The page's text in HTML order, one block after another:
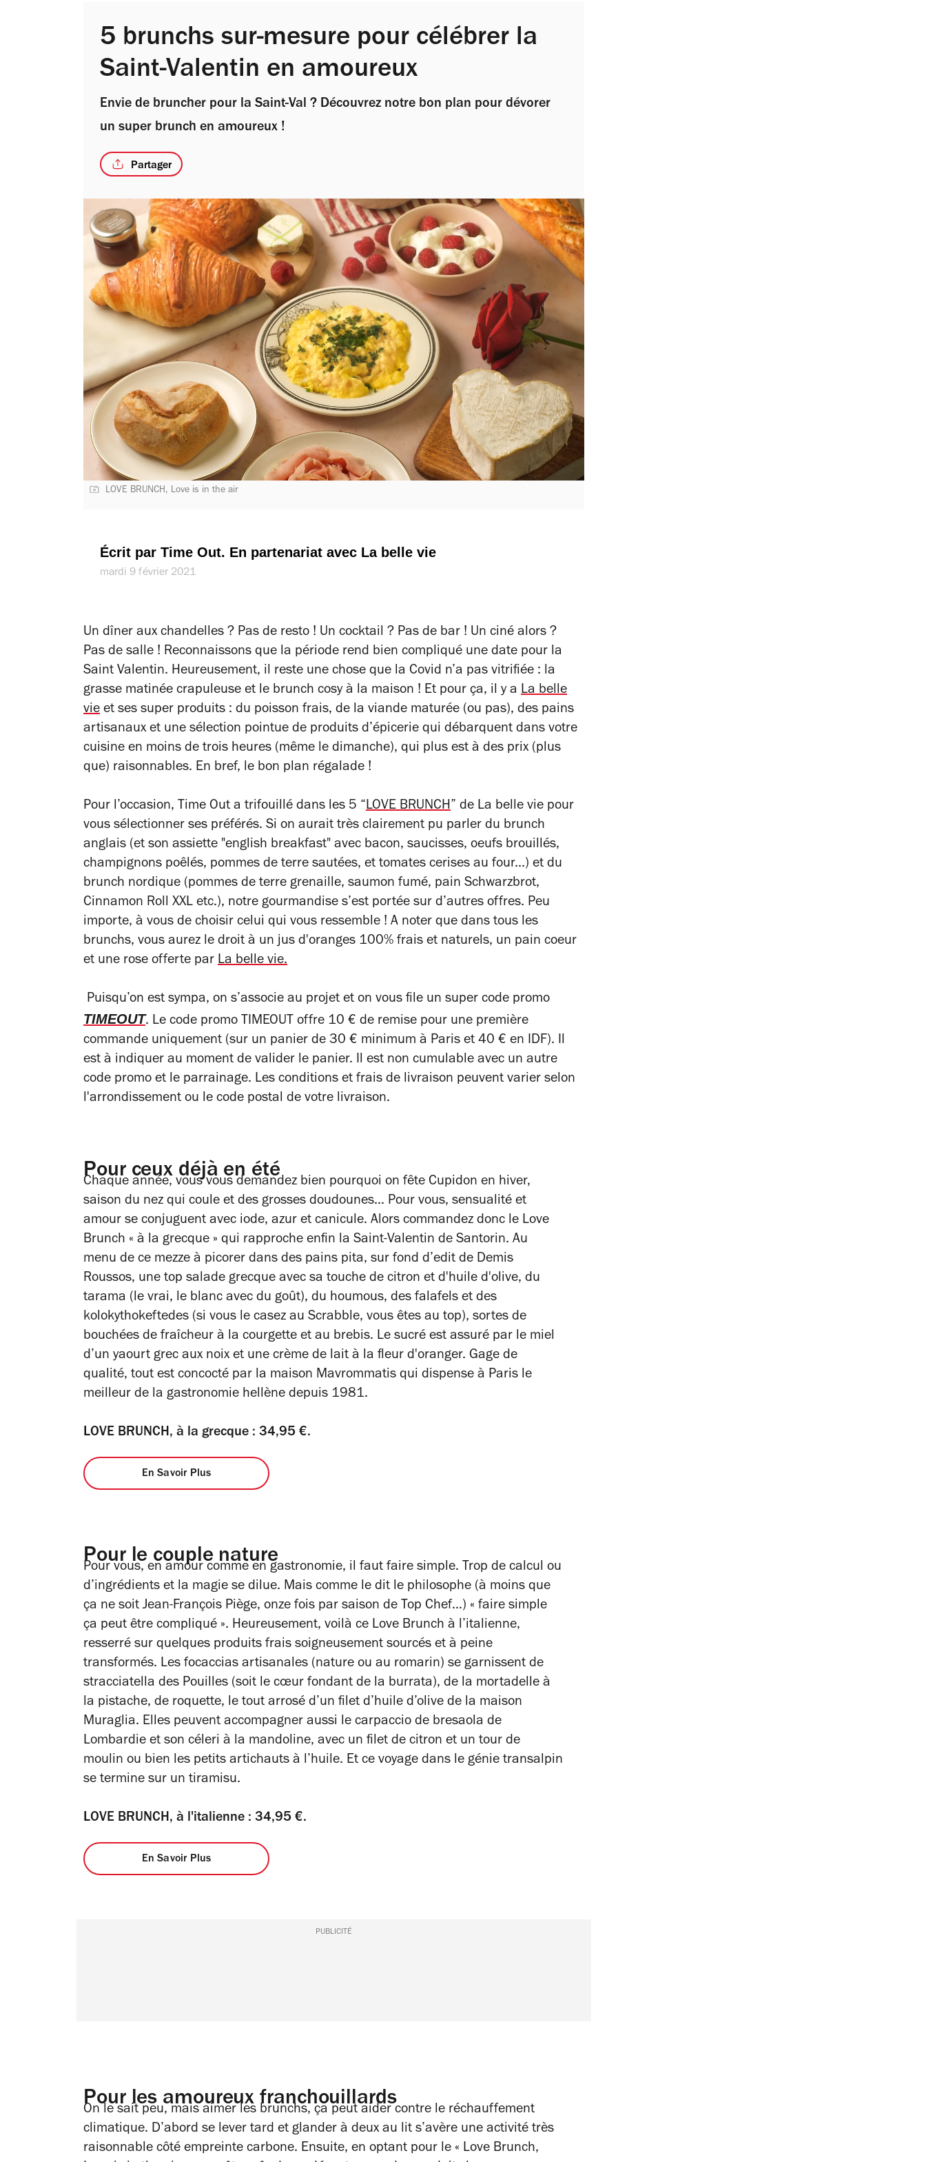
5 brunchs sur-mesure pour célébrer la
Saint-Valentin en amoureux
Envie de bruncher pour la Saint-Val ? Découvrez notre bon plan pour dévorer
un super brunch en amoureux !
Partager
LOVE BRUNCH, Love is in the air
Écrit par Time Out. En partenariat avec La belle vie
mardi 9 février 2021
Un dîner aux chandelles ? Pas de resto ! Un cocktail ? Pas de bar ! Un ciné alors ?
Pas de salle ! Reconnaissons que la période rend bien compliqué une date pour la
Saint Valentin. Heureusement, il reste une chose que la Covid n’a pas vitrifiée : la
grasse matinée crapuleuse et le brunch cosy à la maison ! Et pour ça, il y a La belle
vie et ses super produits : du poisson frais, de la viande maturée (ou pas), des pains
artisanaux et une sélection pointue de produits d’épicerie qui débarquent dans votre
cuisine en moins de trois heures (même le dimanche), qui plus est à des prix (plus
que) raisonnables. En bref, le bon plan régalade !
Pour l’occasion, Time Out a trifouillé dans les 5 “LOVE BRUNCH” de La belle vie pour
vous sélectionner ses préférés. Si on aurait très clairement pu parler du brunch
anglais (et son assiette "english breakfast" avec bacon, saucisses, oeufs brouillés,
champignons poêlés, pommes de terre sautées, et tomates cerises au four...) et du
brunch nordique (pommes de terre grenaille, saumon fumé, pain Schwarzbrot,
Cinnamon Roll XXL etc.), notre gourmandise s’est portée sur d’autres offres. Peu
importe, à vous de choisir celui qui vous ressemble ! A noter que dans tous les
brunchs, vous aurez le droit à un jus d'oranges 100% frais et naturels, un pain coeur
et une rose offerte par La belle vie.
Puisqu’on est sympa, on s’associe au projet et on vous file un super code promo
TIMEOUT. Le code promo TIMEOUT offre 10 € de remise pour une première
commande uniquement (sur un panier de 30 € minimum à Paris et 40 € en IDF). Il
est à indiquer au moment de valider le panier. Il est non cumulable avec un autre
code promo et le parrainage. Les conditions et frais de livraison peuvent varier selon
l'arrondissement ou le code postal de votre livraison.
Pour ceux déjà en été
Chaque année, vous vous demandez bien pourquoi on fête Cupidon en hiver,
saison du nez qui coule et des grosses doudounes… Pour vous, sensualité et
amour se conjuguent avec iode, azur et canicule. Alors commandez donc le Love
Brunch « à la grecque » qui rapproche enfin la Saint-Valentin de Santorin. Au
menu de ce mezze à picorer dans des pains pita, sur fond d’edit de Demis
Roussos, une top salade grecque avec sa touche de citron et d'huile d'olive, du
tarama (le vrai, le blanc avec du goût), du houmous, des falafels et des
kolokythokeftedes (si vous le casez au Scrabble, vous êtes au top), sortes de
bouchées de fraîcheur à la courgette et au brebis. Le sucré est assuré par le miel
d’un yaourt grec aux noix et une crème de lait à la fleur d'oranger. Gage de
qualité, tout est concocté par la maison Mavrommatis qui dispense à Paris le
meilleur de la gastronomie hellène depuis 1981.
LOVE BRUNCH, à la grecque : 34,95 €.
En Savoir Plus
Pour le couple nature
Pour vous, en amour comme en gastronomie, il faut faire simple. Trop de calcul ou
d’ingrédients et la magie se dilue. Mais comme le dit le philosophe (à moins que
ça ne soit Jean-François Piège, onze fois par saison de Top Chef…) « faire simple
ça peut être compliqué ». Heureusement, voilà ce Love Brunch à l’italienne,
resserré sur quelques produits frais soigneusement sourcés et à peine
transformés. Les focaccias artisanales (nature ou au romarin) se garnissent de
stracciatella des Pouilles (soit le cœur fondant de la burrata), de la mortadelle à
la pistache, de roquette, le tout arrosé d’un filet d’huile d’olive de la maison
Muraglia. Elles peuvent accompagner aussi le carpaccio de bresaola de
Lombardie et son céleri à la mandoline, avec un filet de citron et un tour de
moulin ou bien les petits artichauts à l’huile. Et ce voyage dans le génie transalpin
se termine sur un tiramisu.
LOVE BRUNCH, à l'italienne : 34,95 €.
En Savoir Plus
PUBLICITÉ
Pour les amoureux franchouillards
On le sait peu, mais aimer les brunchs, ça peut aider contre le réchauffement
climatique. D’abord se lever tard et glander à deux au lit s’avère une activité très
raisonnable côté empreinte carbone. Ensuite, en optant pour le « Love Brunch,